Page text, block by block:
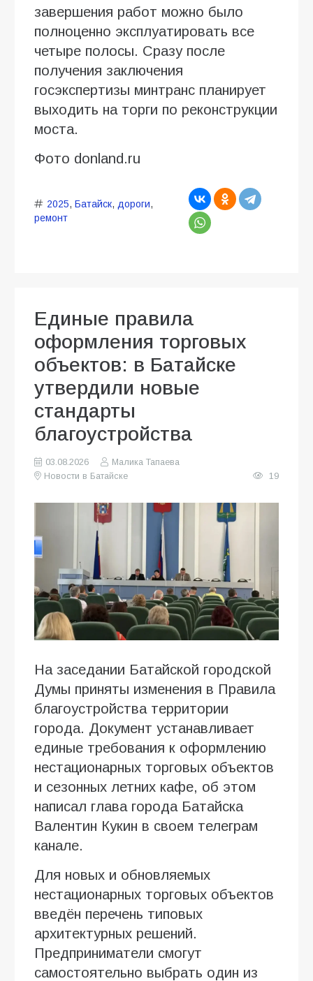
завершения работ можно было
полноценно эксплуатировать все
четыре полосы. Сразу после
получения заключения
госэкспертизы минтранс планирует
выходить на торги по реконструкции
моста.
Фото donland.ru
2025, Батайск, дороги,
ремонт
Единые правила
оформления торговых
объектов: в Батайске
утвердили новые
стандарты
благоустройства
03.08.2026
Малика Тапаева
Новости в Батайске
19
На заседании Батайской городской
Думы приняты изменения в Правила
благоустройства территории
города. Документ устанавливает
единые требования к оформлению
нестационарных торговых объектов
и сезонных летних кафе, об этом
написал глава города Батайска
Валентин Кукин в своем телеграм
канале.
Для новых и обновляемых
нестационарных торговых объектов
введён перечень типовых
архитектурных решений.
Предприниматели смогут
самостоятельно выбрать один из